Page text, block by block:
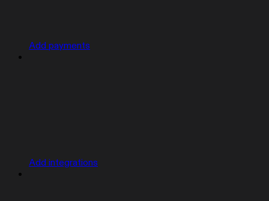
Add payments
Add integrations